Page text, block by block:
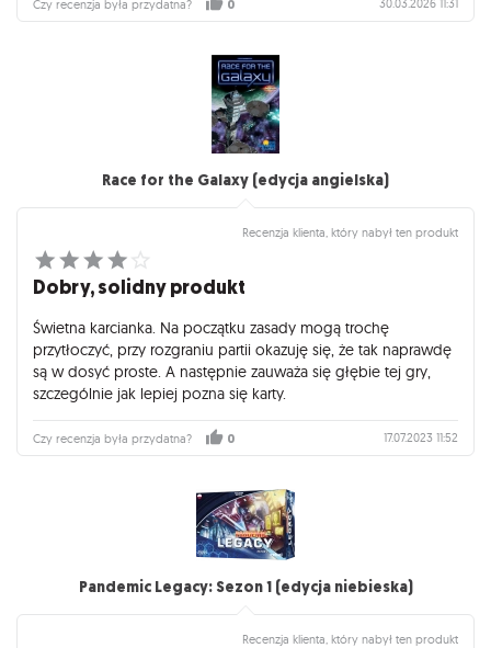
Czy recenzja była przydatna? 0
Race for the Galaxy (edycja angielska)
Recenzja klienta, który nabył ten produkt
Dobry, solidny produkt
Świetna karcianka. Na początku zasady mogą trochę
przytłoczyć, przy rozgraniu partii okazuję się, że tak naprawdę
są w dosyć proste. A następnie zauważa się głębie tej gry,
szczególnie jak lepiej pozna się karty.
Czy recenzja była przydatna? 0 17.07.2023 11:52
Pandemic Legacy: Sezon 1 (edycja niebieska)
Recenzja klienta, który nabył ten produkt